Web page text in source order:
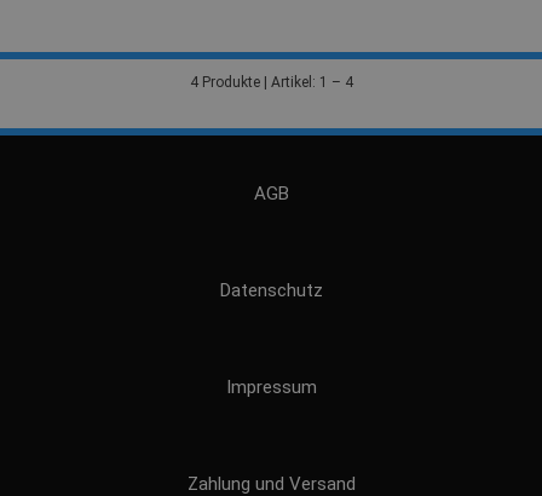
4 Produkte | Artikel: 1 – 4
AGB
Datenschutz
Impressum
Zahlung und Versand